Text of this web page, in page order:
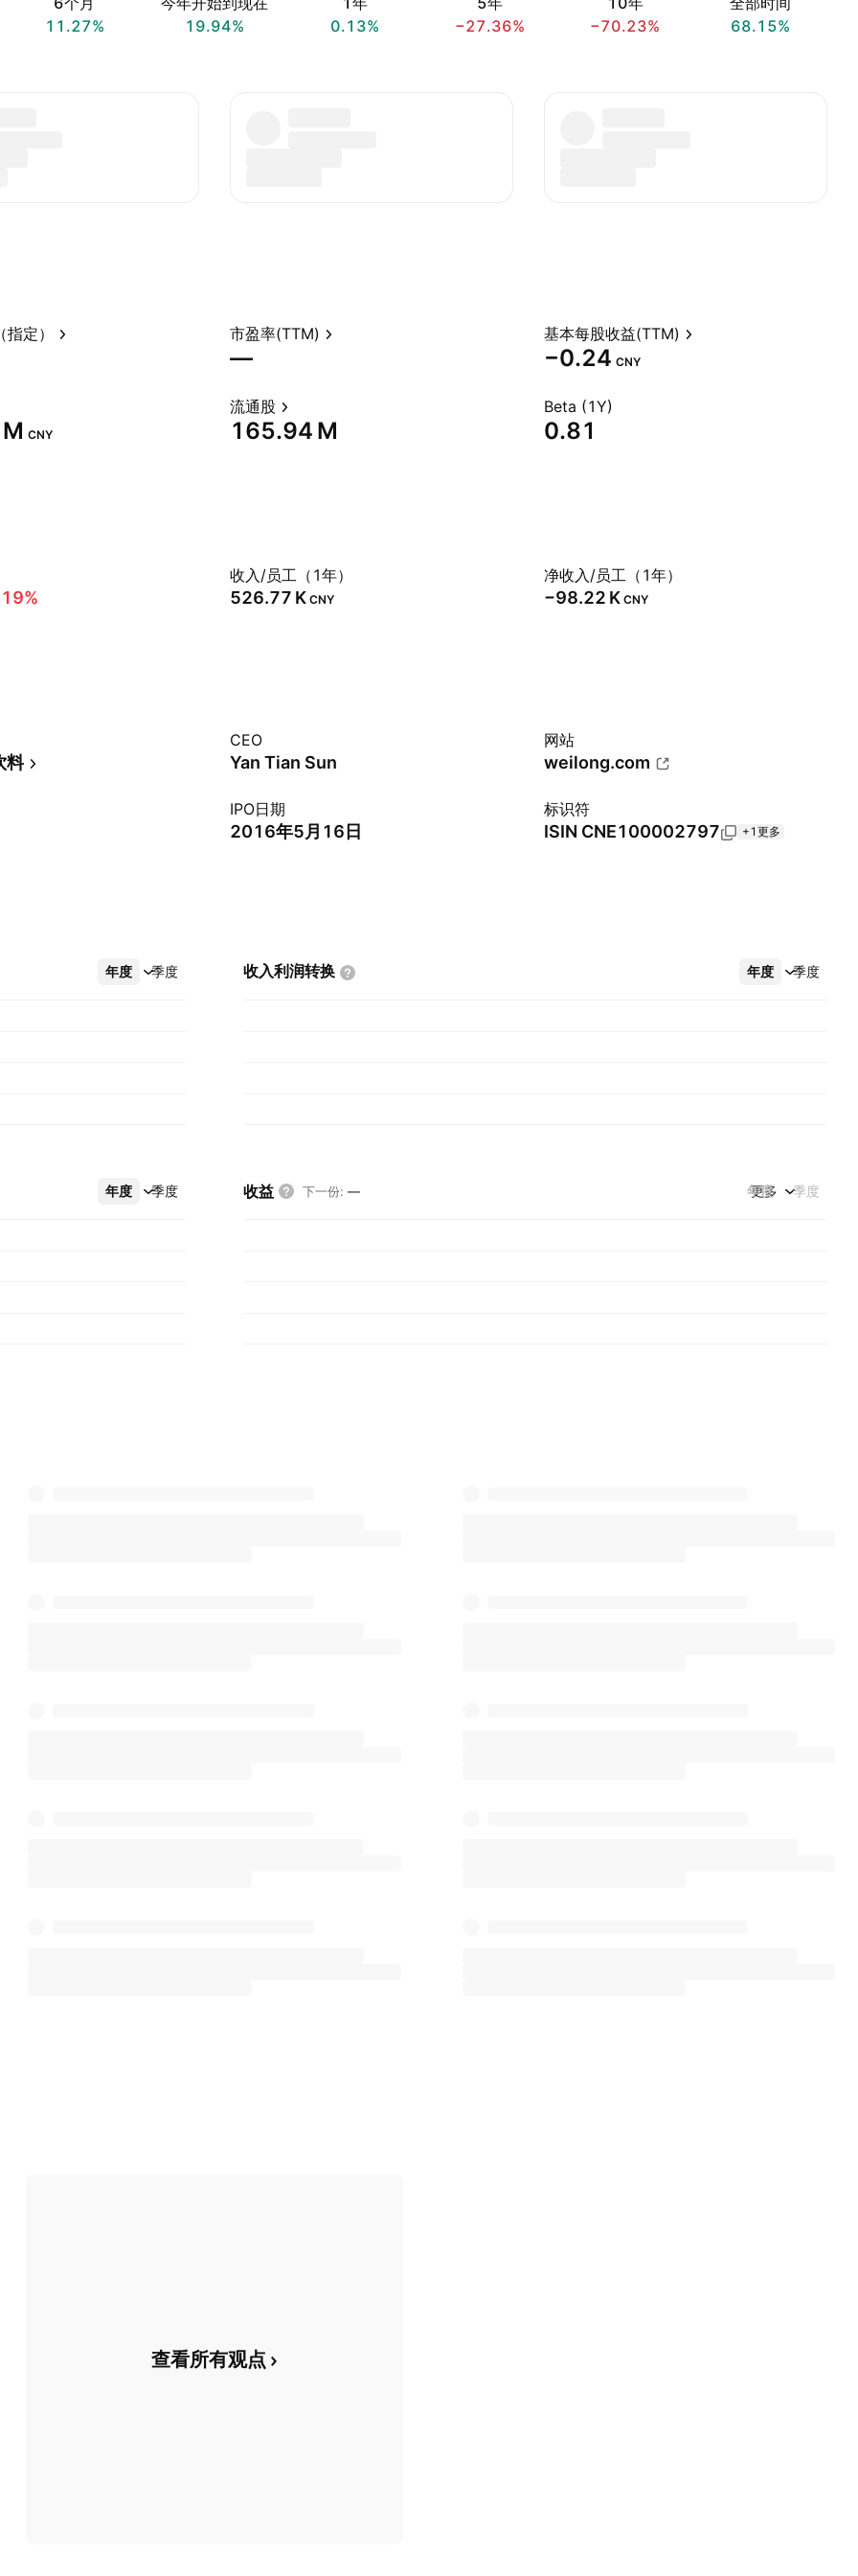
11.27%
19.94%
0.13%
−27.36%
−70.23%
68.15%
定） 市盈率(TTM)
—
基本每股收益(TTM)
−0.24 CNY
CNY
流通股
‪165.94 M‬
Beta (1Y)
0.81
收入/员工（1年）
‪526.77 K‬ CNY
净收入/员工（1年）
‪−98.22 K‬ CNY
料
CEO
Yan Tian Sun
网站
weilong.com
IPO日期
2016年5月16日
标识符
ISIN CNE100002797 +1更多
年度 季度
更多 收入利润转换 年度 季度
更多
年度 季度
更多 收益 下一份: — 年度 季度
更多
查看所有观点